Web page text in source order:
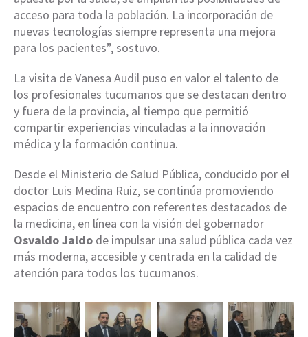
acceso para toda la población. La incorporación de
nuevas tecnologías siempre representa una mejora
para los pacientes”, sostuvo.
La visita de Vanesa Audil puso en valor el talento de
los profesionales tucumanos que se destacan dentro
y fuera de la provincia, al tiempo que permitió
compartir experiencias vinculadas a la innovación
médica y la formación continua.
Desde el Ministerio de Salud Pública, conducido por el
doctor Luis Medina Ruiz, se continúa promoviendo
espacios de encuentro con referentes destacados de
la medicina, en línea con la visión del gobernador
Osvaldo Jaldo de impulsar una salud pública cada vez
más moderna, accesible y centrada en la calidad de
atención para todos los tucumanos.